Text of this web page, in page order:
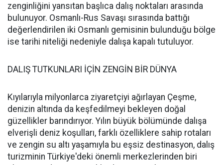
zenginliğini yansıtan başlıca dalış noktaları arasında
bulunuyor. Osmanlı-Rus Savaşı sırasında battığı
değerlendirilen iki Osmanlı gemisinin bulunduğu bölge
ise tarihi niteliği nedeniyle dalışa kapalı tutuluyor.
DALIŞ TUTKUNLARI İÇİN ZENGİN BİR DÜNYA
Kıyılarıyla milyonlarca ziyaretçiyi ağırlayan Çeşme,
denizin altında da keşfedilmeyi bekleyen doğal
güzellikler barındırıyor. Yılın büyük bölümünde dalışa
elverişli deniz koşulları, farklı özelliklere sahip rotaları
ve zengin su altı yaşamıyla bu eşsiz destinasyon, dalış
turizminin Türkiye'deki önemli merkezlerinden biri